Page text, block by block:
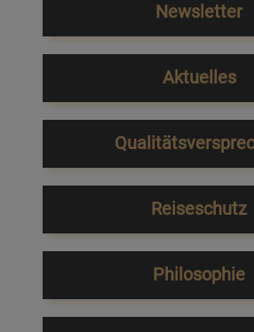
Newsletter
Aktuelles
Reiseschutz
Philosophie